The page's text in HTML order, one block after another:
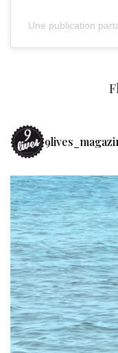
Une publication